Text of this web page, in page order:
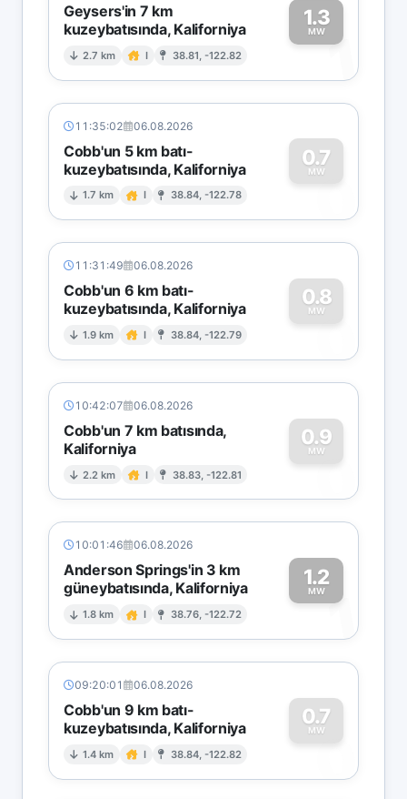
Geysers'in 7 km
kuzeybatısında, Kaliforniya
2.7 km I 38.81, -122.82
1.3
MW1
11:35:02 06.08.2026
Cobb'un 5 km batı-
kuzeybatısında, Kaliforniya
1.7 km I 38.84, -122.78
0.7
MW
0
11:31:49 06.08.2026
Cobb'un 6 km batı-
kuzeybatısında, Kaliforniya
1.9 km I 38.84, -122.79
0.8
MW
0
10:42:07 06.08.2026
Cobb'un 7 km batısında,
Kaliforniya
2.2 km I 38.83, -122.81
0.9
MW
0
10:01:46 06.08.2026
Anderson Springs'in 3 km
güneybatısında, Kaliforniya
1.8 km I 38.76, -122.72
1.2
MW1
09:20:01 06.08.2026
Cobb'un 9 km batı-
kuzeybatısında, Kaliforniya
1.4 km I 38.84, -122.82
0.7
MW
0